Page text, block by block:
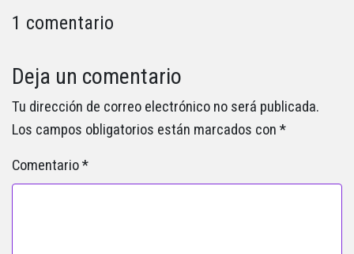
1 comentario
Deja un comentario
Tu dirección de correo electrónico no será publicada.
Los campos obligatorios están marcados con *
Comentario*